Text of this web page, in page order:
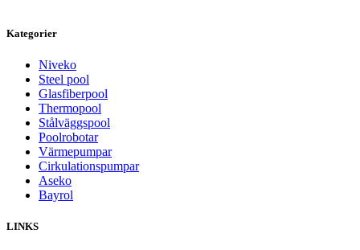
Kategorier
Niveko
Steel pool
Glasfiberpool
Thermopool
Stålväggspool
Poolrobotar
Värmepumpar
Cirkulationspumpar
Aseko
Bayrol
LINKS